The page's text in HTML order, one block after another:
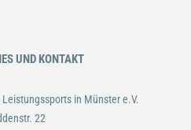
UND KONTAKT
in Münster e.V.
22